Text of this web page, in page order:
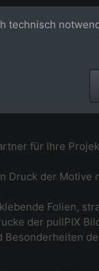
für Ihre
Druck der Motive
Folien,
der pullPIX
technisch